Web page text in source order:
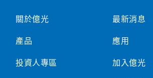
關於億光
產品
投資人專區
最新消息
應用
加入億光